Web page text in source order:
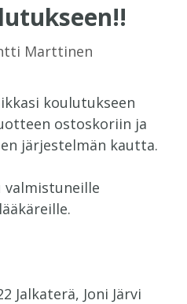
Marttinen
koulutukseen
ostoskoriin ja
järjestelmän kautta.
Jalkaterä, Joni Järvi